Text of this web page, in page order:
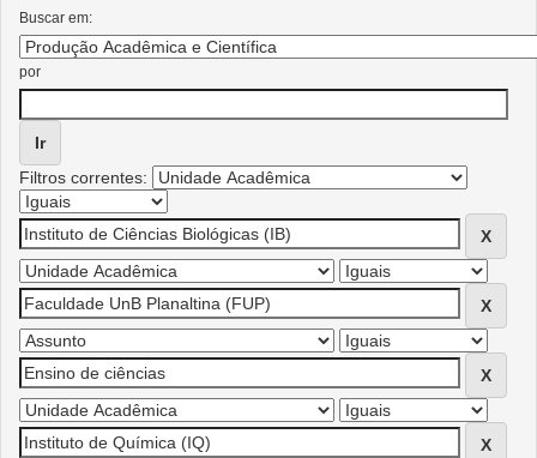
Buscar em:
por
Filtros correntes: